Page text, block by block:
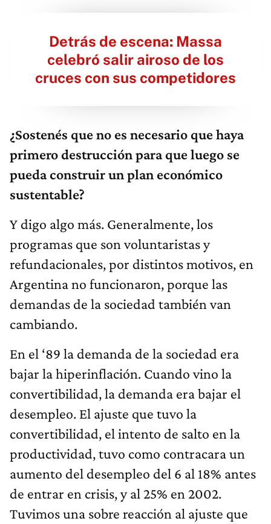
Detrás de escena: Massa
celebró salir airoso de los
cruces con sus competidores
¿Sostenés que no es necesario que haya
primero destrucción para que luego se
pueda construir un plan económico
sustentable?
Y digo algo más. Generalmente, los
programas que son voluntaristas y
refundacionales, por distintos motivos, en
Argentina no funcionaron, porque las
demandas de la sociedad también van
cambiando.
En el ‘89 la demanda de la sociedad era
bajar la hiperinflación. Cuando vino la
convertibilidad, la demanda era bajar el
desempleo. El ajuste que tuvo la
convertibilidad, el intento de salto en la
productividad, tuvo como contracara un
aumento del desempleo del 6 al 18% antes
de entrar en crisis, y al 25% en 2002.
Tuvimos una sobre reacción al ajuste que